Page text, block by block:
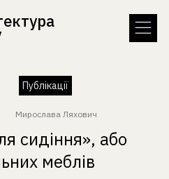
Публікації
Мирослава Ляхович
сидіння», або
меблів